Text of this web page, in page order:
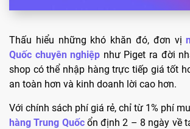
Thấu hiểu những khó khăn đó, đơn vị
Quốc chuyên nghiệp như Piget ra đời
shop có thể nhập hàng trực tiếp giá tốt
an toàn hơn và kinh doanh lời cao hơn.
Với chính sách phí giá rẻ, chỉ từ 1% phí
hàng Trung Quốcổn định 2 – 8 ngày về